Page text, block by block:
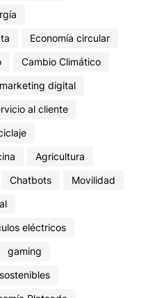
Economía circular
Cambio Climático
marketing digital
al cliente
Agricultura
Chatbots
Movilidad
eléctricos
gaming